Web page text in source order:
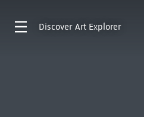
Discover Art Explorer